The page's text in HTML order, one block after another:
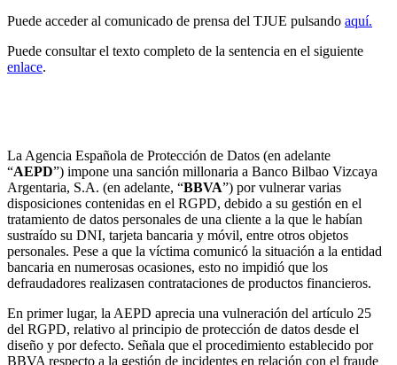
Puede acceder al comunicado de prensa del TJUE pulsando aquí.
Puede consultar el texto completo de la sentencia en el siguiente
enlace.
La Agencia Española de Protección de Datos (en adelante
“AEPD”) impone una sanción millonaria a Banco Bilbao Vizcaya
Argentaria, S.A. (en adelante, “BBVA”) por vulnerar varias
disposiciones contenidas en el RGPD, debido a su gestión en el
tratamiento de datos personales de una cliente a la que le habían
sustraído su DNI, tarjeta bancaria y móvil, entre otros objetos
personales. Pese a que la víctima comunicó la situación a la entidad
bancaria en numerosas ocasiones, esto no impidió que los
defraudadores realizasen contrataciones de productos financieros.
En primer lugar, la AEPD aprecia una vulneración del artículo 25
del RGPD, relativo al principio de protección de datos desde el
diseño y por defecto. Señala que el procedimiento establecido por
BBVA respecto a la gestión de incidentes en relación con el fraude